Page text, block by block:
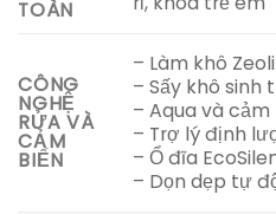
TOÀN
CÔNG
NGHỆ
RỬA VÀ
CẢM
BIẾN
– Làm khô
– Sấy khô sinh
– Aqua và cảm
– Trợ lý định
– Ổ đĩa
– Dọn dẹp tự